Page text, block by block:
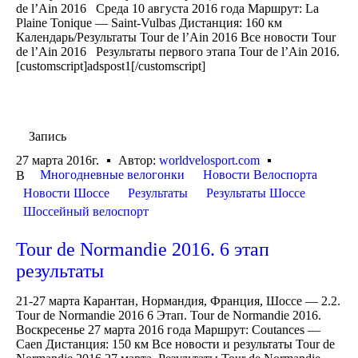
de l’Ain 2016 Среда 10 августа 2016 года Маршрут: La
Plaine Tonique — Saint-Vulbas Дистанция: 160 км
Календарь/Результаты Tour de l’Ain 2016 Все новости Tour
de l’Ain 2016 Результаты первого этапа Tour de l’Ain 2016.
[customscript]adspost1[/customscript]
Запись
27 марта 2016г.
Автор: worldvelosport.com
В
Многодневные велогонки
Новости Велоспорта
Новости Шоссе
Результаты
Результаты Шоссе
Шоссейный велоспорт
Tour de Normandie 2016. 6 этап
результаты
21-27 марта Карантан, Нормандия, Франция, Шоссе — 2.2.
Tour de Normandie 2016 6 Этап. Tour de Normandie 2016.
Воскресенье 27 марта 2016 года Маршрут: Coutances —
Caen Дистанция: 150 км Все новости и результаты Tour de